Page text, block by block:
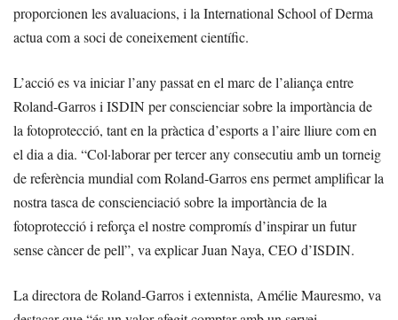
proporcionen les avaluacions, i la International School of Derma
actua com a soci de coneixement científic.
L’acció es va iniciar l’any passat en el marc de l’aliança entre
Roland-Garros i ISDIN per conscienciar sobre la importància de
la fotoprotecció, tant en la pràctica d’esports a l’aire lliure com en
el dia a dia. “Col·laborar per tercer any consecutiu amb un torneig
de referència mundial com Roland-Garros ens permet amplificar la
nostra tasca de conscienciació sobre la importància de la
fotoprotecció i reforça el nostre compromís d’inspirar un futur
sense càncer de pell”, va explicar Juan Naya, CEO d’ISDIN.
La directora de Roland-Garros i extennista, Amélie Mauresmo, va